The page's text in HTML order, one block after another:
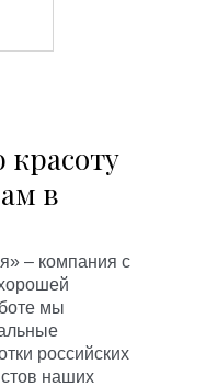
красоту
в
– компания с
мы
российских
наших